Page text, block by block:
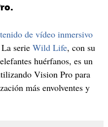
de vídeo inmersivo
serie Wild Life, con su
huérfanos, es un
Vision Pro para
más envolventes y